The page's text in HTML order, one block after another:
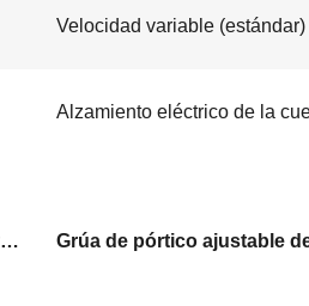
Velocidad variable (estándar)
Alzamiento eléctrico de la
Operación manual de la grúa elevadora de pórtico